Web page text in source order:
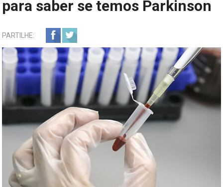
para saber se temos Parkinson
PARTILHE: